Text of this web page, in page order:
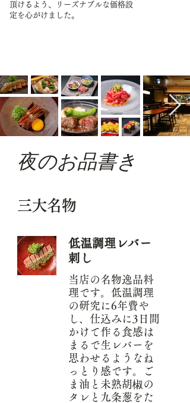
頂けるよう、
リーズナブルな価格設
定を心がけました。
夜のお品書き
三大名物
低温調理レバー
刺し
当店の名物逸品料
理です。低温調理
の研究に6年費や
し、仕込みに3日間
かけて作る食感は
まるで生レバーを
思わせるようなね
っとり感です。ご
ま油と未熟胡椒の
タレと九条葱をた